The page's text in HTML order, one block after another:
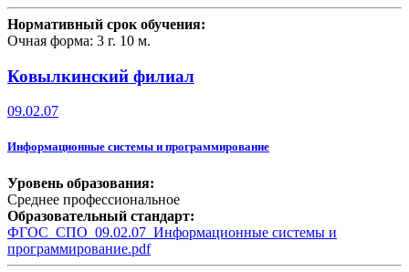
Нормативный срок обучения:
Очная форма: 3 г. 10 м.
Ковылкинский филиал
09.02.07
Информационные системы и программирование
Уровень образования:
Среднее профессиональное
Образовательный стандарт:
ФГОС_СПО_09.02.07_Информационные системы и
программирование.pdf